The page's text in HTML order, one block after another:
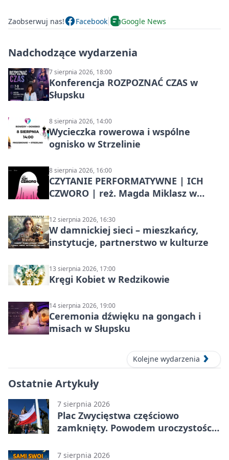
Zaobserwuj nas! Facebook Google News
Nadchodzące wydarzenia
7 sierpnia 2026, 18:00
Konferencja ROZPOZNAĆ CZAS w
Słupsku
8 sierpnia 2026, 14:00
Wycieczka rowerowa i wspólne
ognisko w Strzelinie
8 sierpnia 2026, 16:00
CZYTANIE PERFORMATYWNE | ICH
CZWORO | reż. Magda Miklasz w
12 sierpnia 2026, 16:30
W damnickiej sieci – mieszkańcy,
instytucje, partnerstwo w kulturze
13 sierpnia 2026, 17:00
Kręgi Kobiet w Redzikowie
14 sierpnia 2026, 19:00
Ceremonia dźwięku na gongach i
misach w Słupsku
Kolejne wydarzenia
Ostatnie Artykuły
7 sierpnia 2026
Plac Zwycięstwa częściowo
zamknięty. Powodem uroczystości
7 sierpnia 2026